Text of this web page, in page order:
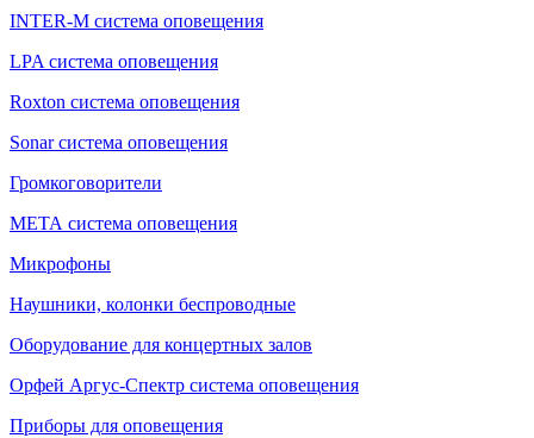
INTER-M система оповещения
LPA система оповещения
Roxton система оповещения
Sonar система оповещения
Громкоговорители
МЕТА система оповещения
Микрофоны
Наушники, колонки беспроводные
Оборудование для концертных залов
Орфей Аргус-Спектр система оповещения
Приборы для оповещения